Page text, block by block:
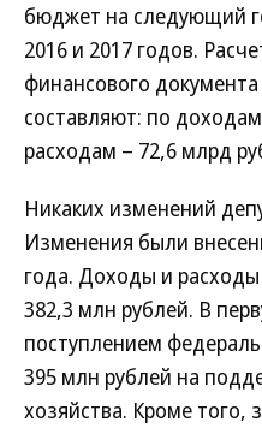
бюджет на следующий
2016 и 2017 годов.
финансового
составляют: по
расходам – 72,6 млрд
Никаких изменений
Изменения были
года. Доходы и
382,3 млн рублей. В
поступлением
395 млн рублей на
хозяйства. Кроме того,